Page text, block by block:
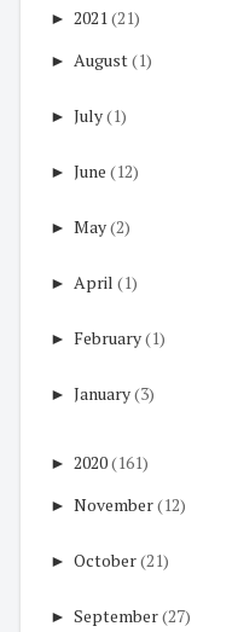
► 2021 (21)
► August(1)
► July(1)
► June (12)
► May(2)
► April (1)
► February(1)
► January(3)
► 2020(161)
► November(12)
► October(21)
► September(27)